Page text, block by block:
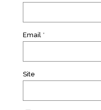
Email *
Site